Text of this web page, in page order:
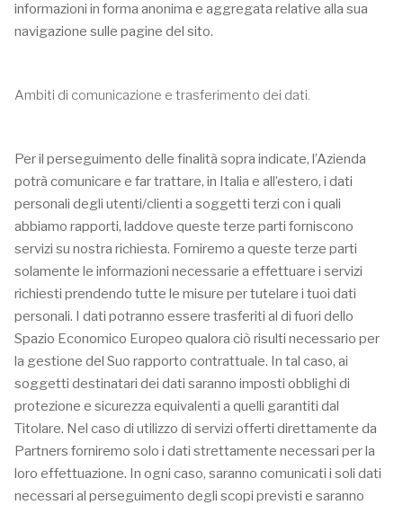
informazioni in forma anonima e aggregata relative alla sua
navigazione sulle pagine del sito.
Ambiti di comunicazione e trasferimento dei dati.
Per il perseguimento delle finalità sopra indicate, l’Azienda
potrà comunicare e far trattare, in Italia e all’estero, i dati
personali degli utenti/clienti a soggetti terzi con i quali
abbiamo rapporti, laddove queste terze parti forniscono
servizi su nostra richiesta. Forniremo a queste terze parti
solamente le informazioni necessarie a effettuare i servizi
richiesti prendendo tutte le misure per tutelare i tuoi dati
personali. I dati potranno essere trasferiti al di fuori dello
Spazio Economico Europeo qualora ciò risulti necessario per
la gestione del Suo rapporto contrattuale. In tal caso, ai
soggetti destinatari dei dati saranno imposti obblighi di
protezione e sicurezza equivalenti a quelli garantiti dal
Titolare. Nel caso di utilizzo di servizi offerti direttamente da
Partners forniremo solo i dati strettamente necessari per la
loro effettuazione. In ogni caso, saranno comunicati i soli dati
necessari al perseguimento degli scopi previsti e saranno